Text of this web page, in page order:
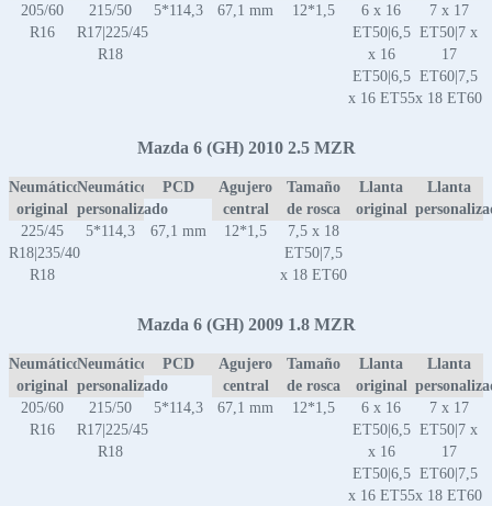
205/60
R16
215/50
R17|225/45
R18
5*114,3 67,1 mm 12*1,5
6 x 16
ET50|6,5
x 16
ET50|6,5
x 16 ET55
7 x 17
ET50|7 x
17
ET60|7,5
x 18 ET60
Mazda 6 (GH) 2010 2.5 MZR
Neumático
original
Neumático
personalizado
PCD
Agujero
central
Tamaño
de rosca
Llanta
original
Llanta
225/45
R18|235/40
R18
5*114,3 67,1 mm 12*1,5
7,5 x 18
ET50|7,5
x 18 ET60
Mazda 6 (GH) 2009 1.8 MZR
Neumático
original
Neumático
personalizado
PCD
Agujero
central
Tamaño
de rosca
Llanta
original
Llanta
205/60
R16
215/50
R17|225/45
R18
5*114,3 67,1 mm 12*1,5
6 x 16
ET50|6,5
x 16
ET50|6,5
x 16 ET55
7 x 17
ET50|7 x
17
ET60|7,5
x 18 ET60